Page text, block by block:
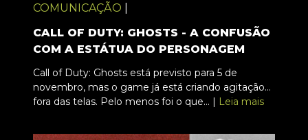
COMUNICAÇÃO
CALL OF DUTY: GHOSTS - A CONFUSÃO
COM A ESTÁTUA DO PERSONAGEM
Call of Duty: Ghosts está previsto para 5 de
novembro, mas o game já está criando agitação...
fora das telas. Pelo menos foi o que... | Leia mais